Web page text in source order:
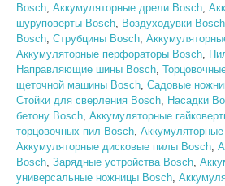
Bosch, Аккумуляторные дрели Bosch,
шуруповерты Bosch, Воздуходувки Bosch
Bosch, Струбцины Bosch,
Аккумуляторные перфораторы Bosch,
Направляющие шины Bosch,
щеточной машины Bosch, Садовые
Стойки для сверления Bosch, Насадки
бетону Bosch, Аккумуляторные
торцовочных пил Bosch,
Аккумуляторные дисковые пилы Bosch,
Bosch, Зарядные устройства Bosch,
универсальные ножницы Bosch,